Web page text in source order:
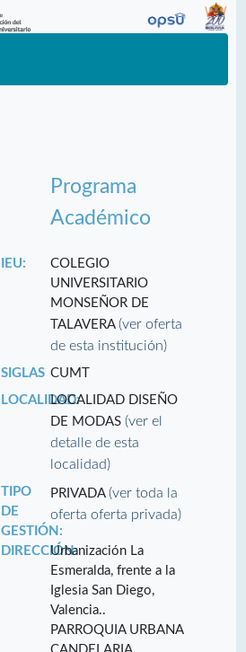
Programa
Académico
IEU:
COLEGIO
UNIVERSITARIO
MONSEÑOR DE
TALAVERA(ver oferta
de esta institución)
SIGLAS CUMT
LOCALIDAD:LOCALIDAD DISEÑO
DE MODAS(ver el
detalle de esta
localidad)
TIPO
DE
GESTIÓN:
PRIVADA(ver toda la
oferta oferta privada)
DIRECCIÓN:Urbanización La
Esmeralda, frente a la
Iglesia San Diego,
Valencia..
PARROQUIA URBANA